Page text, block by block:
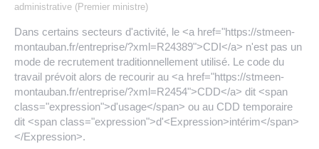
Annuaire de contacts
administrative (Premier ministre)
Dans certains secteurs d'activité, le <a href="https://stmeen-
montauban.fr/entreprise/?xml=R24389">CDI</a> n'est pas un
mode de recrutement traditionnellement utilisé. Le code du
travail prévoit alors de recourir au <a href="https://stmeen-
montauban.fr/entreprise/?xml=R2454">CDD</a> dit <span
class="expression">d'usage</span> ou au CDD temporaire
dit <span class="expression">d'<Expression>intérim</span>
</Expression>.